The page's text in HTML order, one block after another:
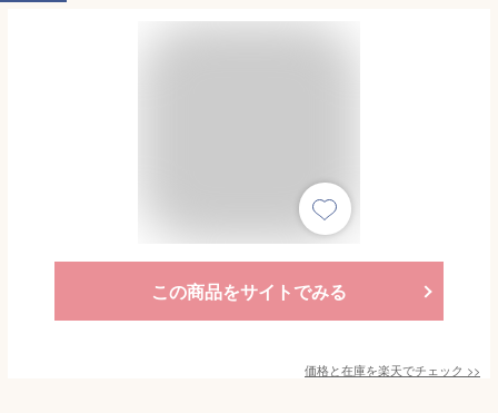
この商品をサイトでみる
価格と在庫を楽天でチェック >>